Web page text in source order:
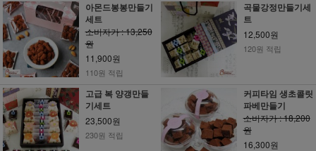
아몬드봉봉만들기
세트
소비자가 : 13,250
원
11,900원
110원 적립
곡물강정만들기세
트
12,500원
120원 적립
고급 복 양갱만들
기세트
23,500원
230원 적립
커피타임 생초콜릿
파베만들기
소비자가 : 18,200
원
16,300원